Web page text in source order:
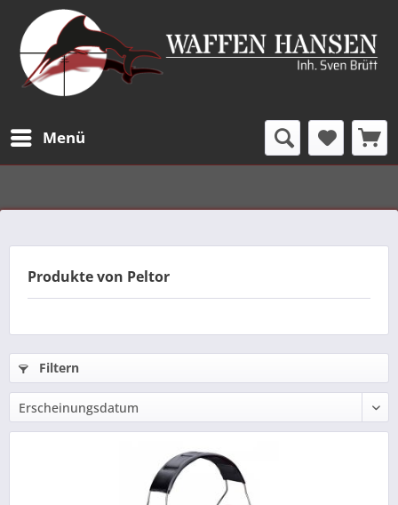
Menü
Produkte von Peltor
Filtern